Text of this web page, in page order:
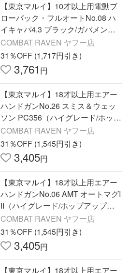
【東京マルイ】10才以上用電動ブ
ローバック・フルオートNo.08 ハ
イキャパ4.3 ブラック/ガバメント/
ハンドガン/エアガン/単4電池駆動/
173638〈#0100-0134#〉
COMBAT RAVEN ヤフー店
31％OFF (1,717円引き)
3,761 円
【東京マルイ】18才以上用エアー
ハンドガンNo.26 スミス＆ウェッ
ソン PC356（ハイグレード/ホップ
アップ）/S＆W/エアガン/132451
〈#0100-0015#〉
COMBAT RAVEN ヤフー店
31％OFF (1,545円引き)
3,405円
【東京マルイ】18才以上用エアー
ハンドガンNo.06 AMT オートマグI
II（ハイグレード/ホップアップ）/
エアガン/132369〈#0100-0006#〉
COMBAT RAVEN ヤフー店
31％OFF (1,545円引き)
3,405円
【東京マルイ】18才以上用エアー